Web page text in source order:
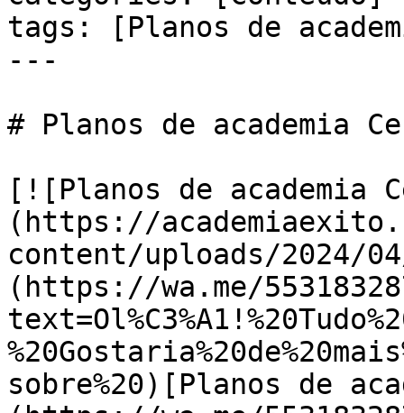
tags: [Planos de
---
# Planos de academia
[![Planos de academia
(https://
content/uploads/2024/
(https://wa.me/
sobre%20)[Planos de